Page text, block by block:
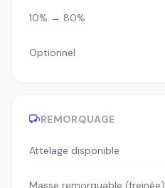
10% → 80%
Optionnel
REMORQUAGE
Attelage disponible
Masse remorquable (freinée)